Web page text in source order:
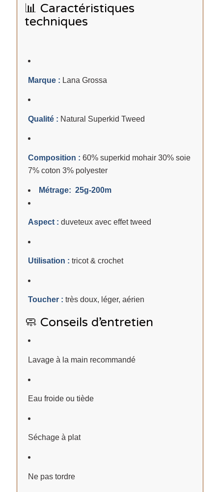
📊 Caractéristiques
techniques
Marque : Lana Grossa
Qualité : Natural Superkid Tweed
Composition : 60% superkid mohair 30% soie
7% coton 3% polyester
Métrage: 25g-200m
Aspect : duveteux avec effet tweed
Utilisation : tricot & crochet
Toucher : très doux, léger, aérien
🧼 Conseils d’entretien
Lavage à la main recommandé
Eau froide ou tiède
Séchage à plat
Ne pas tordre